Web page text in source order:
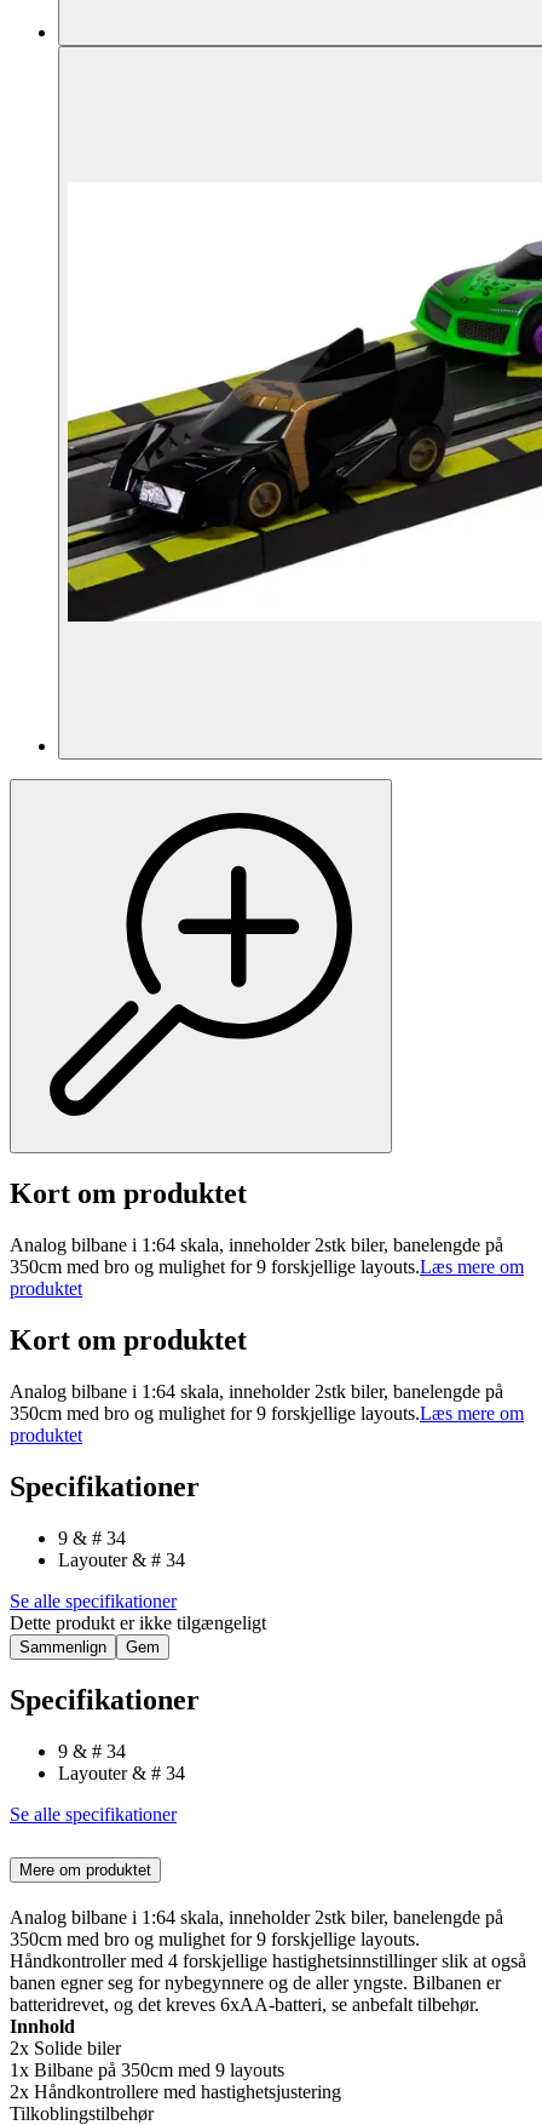
Kort om produktet
Analog bilbane i 1:64 skala, inneholder 2stk biler, banelengde på
350cm med bro og mulighet for 9 forskjellige layouts.Læs mere om
produktet
Kort om produktet
Analog bilbane i 1:64 skala, inneholder 2stk biler, banelengde på
350cm med bro og mulighet for 9 forskjellige layouts.Læs mere om
produktet
Specifikationer
9 & # 34
Layouter & # 34
Se alle specifikationer
Dette produkt er ikke tilgængeligt
Sammenlign Gem
Specifikationer
9 & # 34
Layouter & # 34
Se alle specifikationer
Mere om produktet
Analog bilbane i 1:64 skala, inneholder 2stk biler, banelengde på
350cm med bro og mulighet for 9 forskjellige layouts.
Håndkontroller med 4 forskjellige hastighetsinnstillinger slik at også
banen egner seg for nybegynnere og de aller yngste. Bilbanen er
batteridrevet, og det kreves 6xAA-batteri, se anbefalt tilbehør.
Innhold
2x Solide biler
1x Bilbane på 350cm med 9 layouts
2x Håndkontrollere med hastighetsjustering
Tilkoblingstilbehør